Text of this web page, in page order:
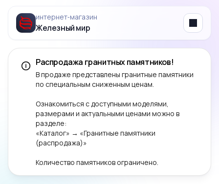
интернет‑магазин
Железный мир Menu
Распродажа гранитных памятников!
В продаже представлены гранитные памятники
по специальным сниженным ценам.
Ознакомиться с доступными моделями,
размерами и актуальными ценами можно в
разделе:
«Каталог» → «Гранитные памятники
(распродажа)»
Количество памятников ограничено.